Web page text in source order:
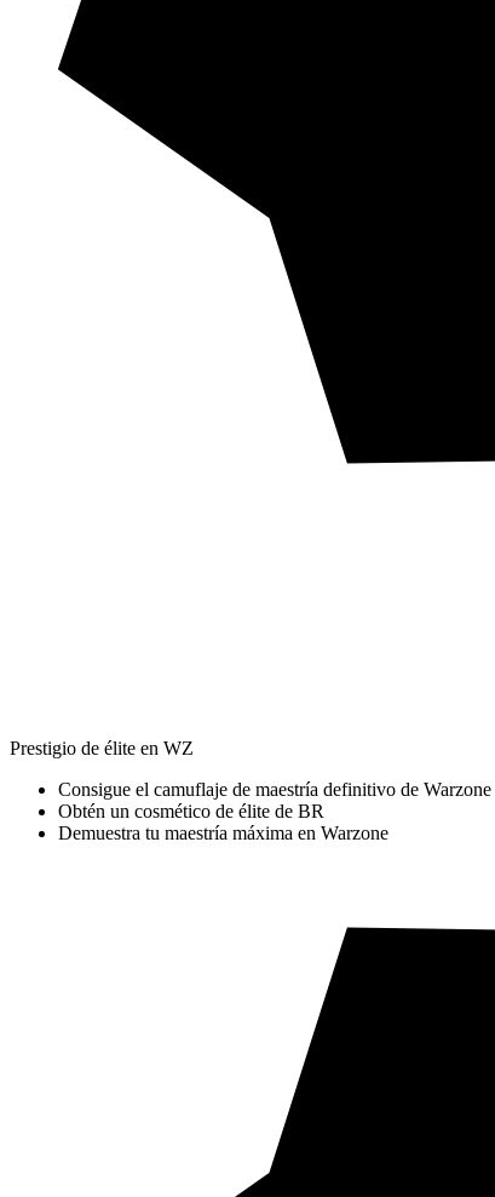
Prestigio de élite en WZ
Consigue el camuflaje de maestría definitivo de Warzone
Obtén un cosmético de élite de BR
Demuestra tu maestría máxima en Warzone